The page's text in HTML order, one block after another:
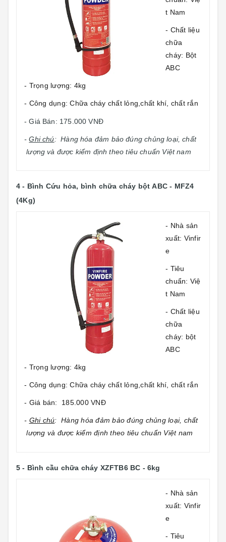
t Nam
- Chất liệu
chữa
cháy: Bột
ABC
- Trọng lượng: 4kg
- Công dụng: Chữa cháy chất lỏng,chất khí, chất rắn
- Giá Bán: 175.000 VNĐ
-Ghi chú: Hàng hóa đảm bảo đúng chủng loại, chất
lượng và được kiểm định theo tiêu chuẩn Việt nam
4 - Bình Cứu hỏa, bình chữa cháy bột ABC - MFZ4
(4Kg)
- Nhà sản
xuất: Vinfir
e
- Tiêu
chuẩn: Việ
t Nam
- Chất liệu
chữa
cháy: bột
ABC
- Trọng lượng: 4kg
- Công dụng: Chữa cháy chất lỏng,chất khí, chất rắn
- Giá bán: 185.000 VNĐ
- Ghi chú: Hàng hóa đảm bảo đúng chủng loại, chất
lượng và được kiểm định theo tiêu chuẩn Việt nam
5 - Bình cầu chữa cháy XZFTB6 BC - 6kg
- Nhà sản
xuất: Vinfir
e
- Tiêu